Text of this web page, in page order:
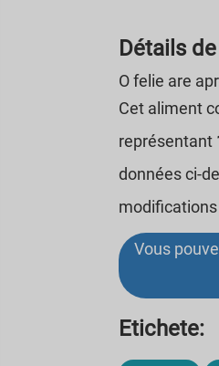
Détails
O felie are
Cet aliment
représentant
données ci-
Vous
Etichete: